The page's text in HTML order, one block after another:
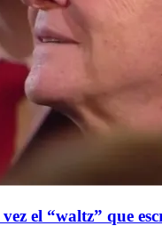
el “waltz” que